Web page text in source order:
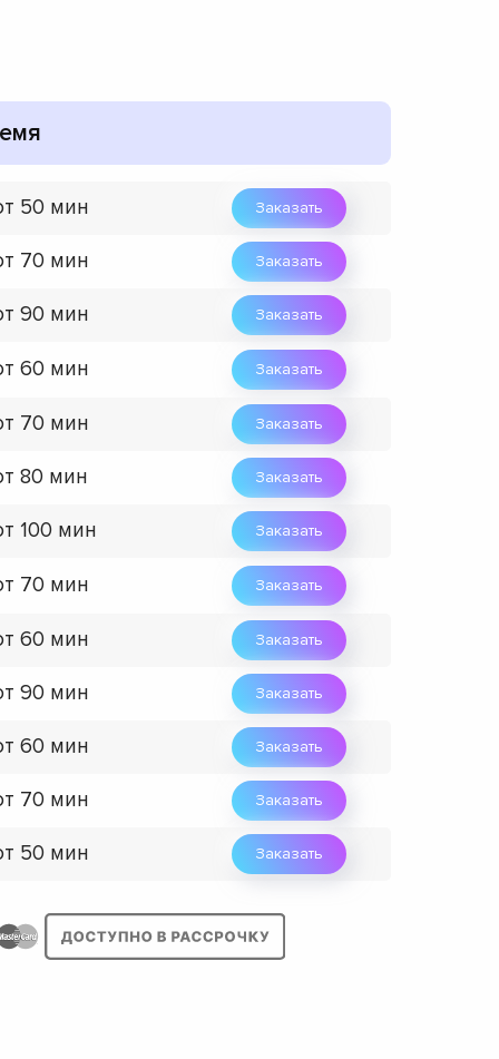
50 мин Заказать
70 мин Заказать
90 мин Заказать
60 мин Заказать
70 мин Заказать
80 мин Заказать
100 мин Заказать
70 мин Заказать
60 мин Заказать
90 мин Заказать
60 мин Заказать
70 мин Заказать
50 мин Заказать